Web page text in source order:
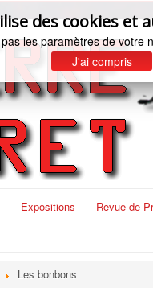
Expositions Revue de
Les bonbons
des cookies
les paramètres de votre
J'ai compris